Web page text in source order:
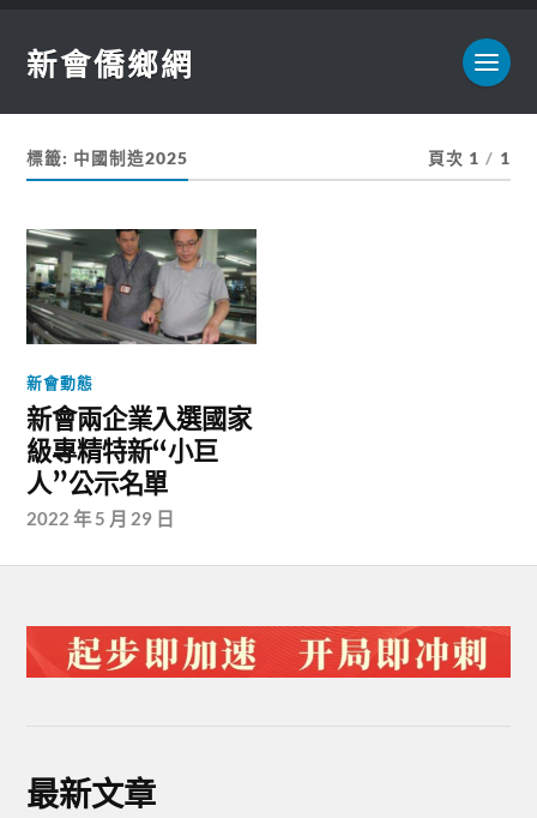
新會僑鄉網
標籤: 中國制造2025 頁次 1 / 1
新會動態
新會兩企業入選國家
級專精特新“小巨
人”公示名單
2022 年 5 月 29 日
最新文章